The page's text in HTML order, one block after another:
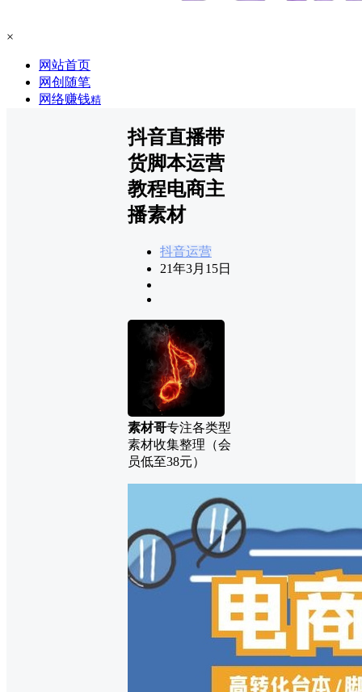
×
网站首页
网创随笔
网络赚钱精
抖音直播带
货脚本运营
教程电商主
播素材
抖音运营
21年3月15日
素材哥专注各类型
素材收集整理（会
员低至38元）